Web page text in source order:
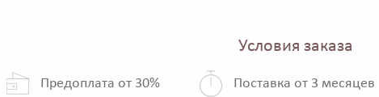
Условия заказа
Предоплата от 30% Поставка от 3 месяцев